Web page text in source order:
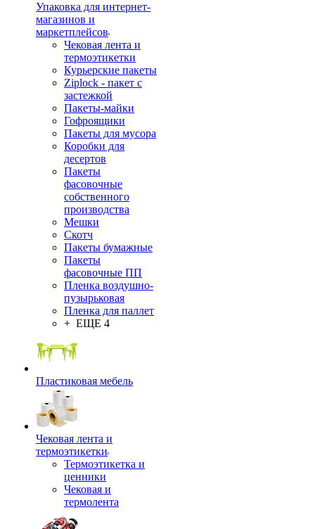
Упаковка для интернет-
магазинов и
маркетплейсов
Чековая лента и
термоэтикетки
Курьерские пакеты
Ziplock - пакет с
застежкой
Пакеты-майки
Гофроящики
Пакеты для мусора
Коробки для
десертов
Пакеты
фасовочные
собственного
производства
Мешки
Скотч
Пакеты бумажные
Пакеты
фасовочные ПП
Пленка воздушно-
пузырьковая
Пленка для паллет
+ ЕЩЕ 4
Пластиковая мебель
Чековая лента и
термоэтикетки
Термоэтикетка и
ценники
Чековая и
термолента